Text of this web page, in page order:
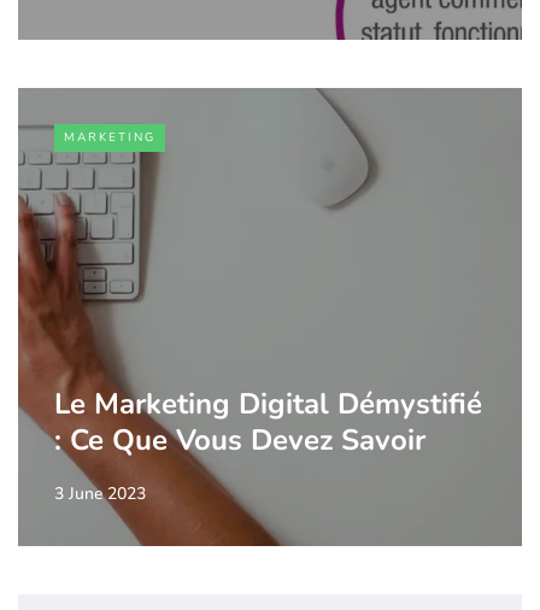
MARKETING
Le Marketing Digital Démystifié
: Ce Que Vous Devez Savoir
3 June 2023